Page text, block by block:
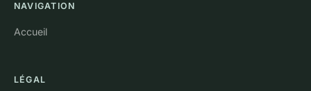
NAVIGATION
Accueil
LÉGAL